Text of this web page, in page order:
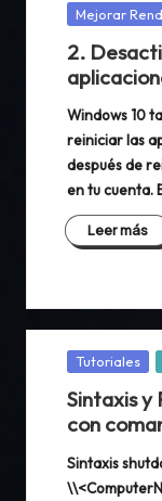
Publicada
Mejorar
2.
Windows 10
reiniciar las
después de
en tu cuenta.
Leer más
Publicada
Tutoriales
Sintaxis y
con
Sintaxis